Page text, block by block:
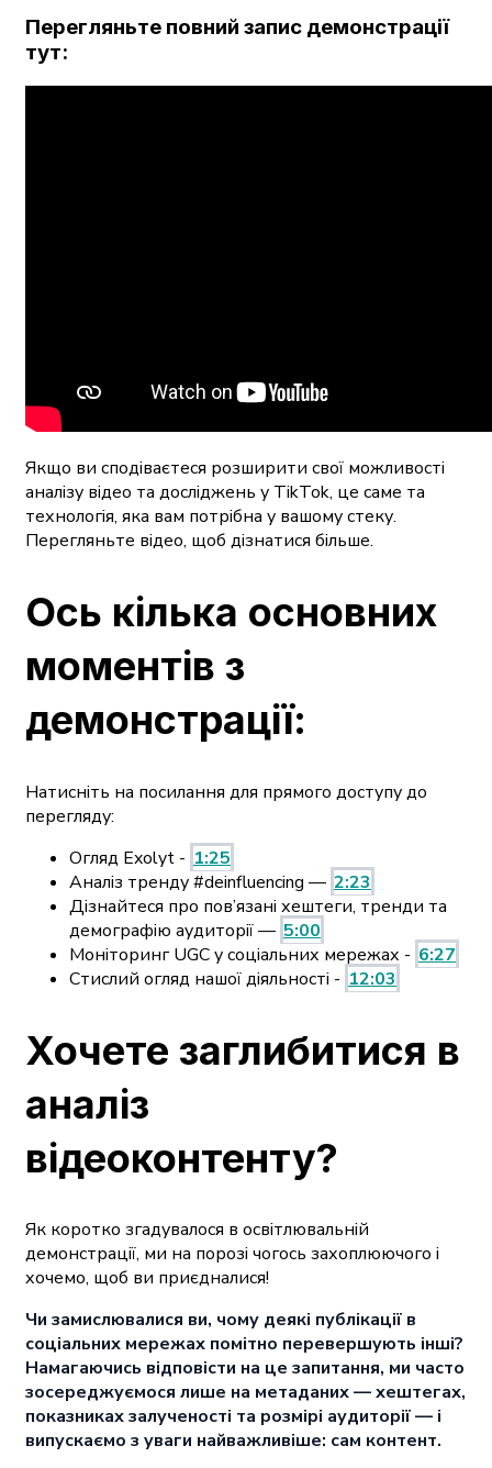
Перегляньте повний запис демонстрації
тут:
Якщо ви сподіваєтеся розширити свої можливості
аналізу відео та досліджень у TikTok, це саме та
технологія, яка вам потрібна у вашому стеку.
Перегляньте відео, щоб дізнатися більше.
Ось кілька основних
моментів з
демонстрації:
Натисніть на посилання для прямого доступу до
перегляду:
Огляд Exolyt - 1:25
Аналіз тренду #deinfluencing — 2:23
Дізнайтеся про пов’язані хештеги, тренди та
демографію аудиторії — 5:00
Моніторинг UGC у соціальних мережах - 6:27
Стислий огляд нашої діяльності - 12:03
Хочете заглибитися в
аналіз
відеоконтенту?
Як коротко згадувалося в освітлювальній
демонстрації, ми на порозі чогось захоплюючого і
хочемо, щоб ви приєдналися!
Чи замислювалися ви, чому деякі публікації в
соціальних мережах помітно перевершують інші?
Намагаючись відповісти на це запитання, ми часто
зосереджуємося лише на метаданих — хештегах,
показниках залученості та розмірі аудиторії — і
випускаємо з уваги найважливіше: сам контент.